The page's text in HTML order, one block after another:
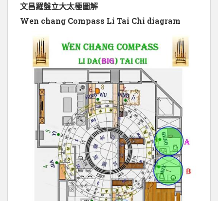
文昌羅盤立大太極圖解
Wen chang Compass Li Tai Chi diagram